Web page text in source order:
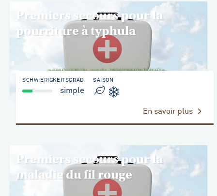
Premiers secours pour la
pourriture à typhula
SCHWIERIGKEITSGRAD
simple
SAISON
En savoir plus
Premiers secours pour la
maladie du fil rouge